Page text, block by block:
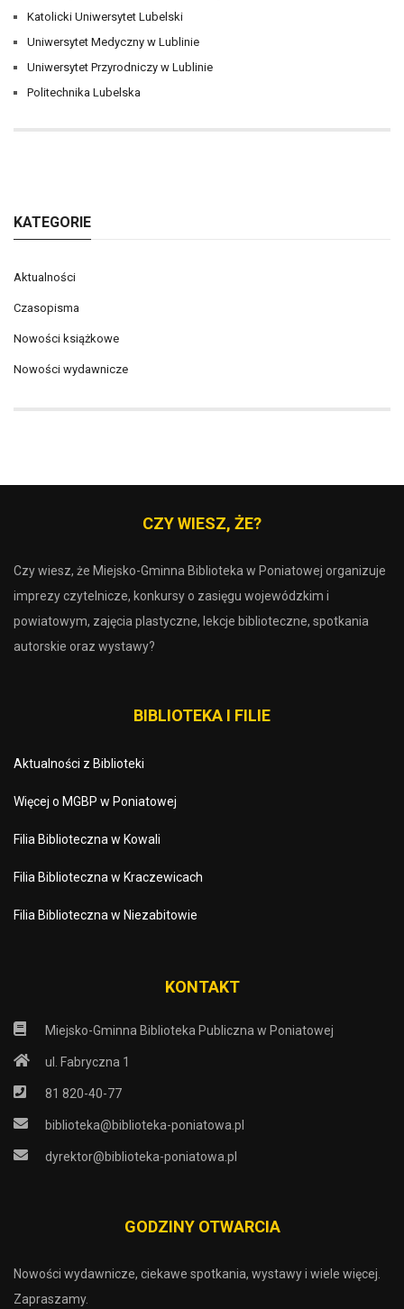
Katolicki Uniwersytet Lubelski
Uniwersytet Medyczny w Lublinie
Uniwersytet Przyrodniczy w Lublinie
Politechnika Lubelska
KATEGORIE
Aktualności
Czasopisma
Nowości książkowe
Nowości wydawnicze
CZY WIESZ, ŻE?
Czy wiesz, że Miejsko-Gminna Biblioteka w Poniatowej organizuje
imprezy czytelnicze, konkursy o zasięgu wojewódzkim i
powiatowym, zajęcia plastyczne, lekcje biblioteczne, spotkania
autorskie oraz wystawy?
BIBLIOTEKA I FILIE
Aktualności z Biblioteki
Więcej o MGBP w Poniatowej
Filia Biblioteczna w Kowali
Filia Biblioteczna w Kraczewicach
Filia Biblioteczna w Niezabitowie
KONTAKT
Miejsko-Gminna Biblioteka Publiczna w Poniatowej
ul. Fabryczna 1
81 820-40-77
biblioteka@biblioteka-poniatowa.pl
dyrektor@biblioteka-poniatowa.pl
GODZINY OTWARCIA
Nowości wydawnicze, ciekawe spotkania, wystawy i wiele więcej.
Zapraszamy.